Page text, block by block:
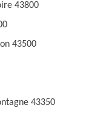
43800
43500
43350